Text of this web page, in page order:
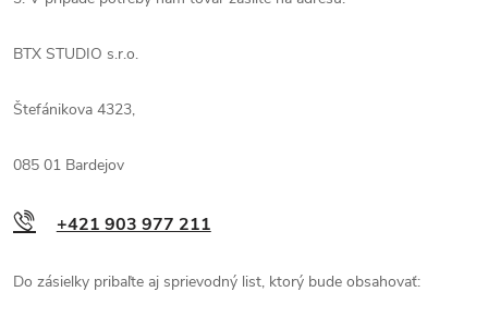
BTX STUDIO s.r.o.
Štefánikova 4323,
085 01 Bardejov
+421 903 977 211
Do zásielky pribaľte aj sprievodný list, ktorý bude obsahovať: